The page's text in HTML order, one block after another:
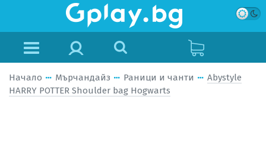
Начало Мърчандайз Раници и чанти
Abystyle
HARRY POTTER Shoulder bag Hogwarts